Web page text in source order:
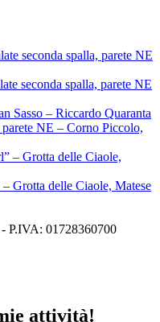
seconda spalla, parete NE
seconda spalla, parete NE
Sasso – Riccardo Quaranta
NE – Corno Piccolo,
– Grotta delle Ciaole,
Grotta delle Ciaole, Matese
P.IVA: 01728360700
attività!